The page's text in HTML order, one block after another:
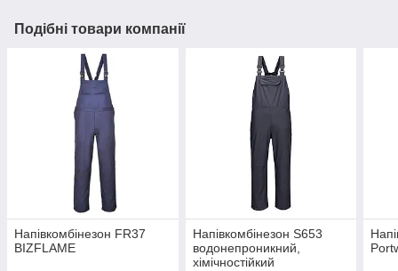
Подібні товари компанії
Напівкомбінезон FR37
BIZFLAME
Напівкомбінезон S653
водонепроникний,
хімічностійкий